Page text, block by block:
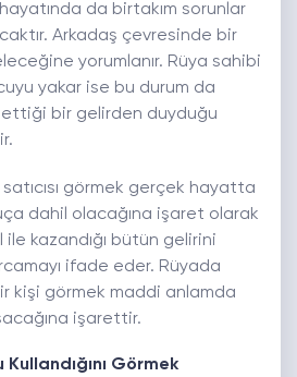
da birtakım sorunlar
Arkadaş çevresinde bir
yorumlanır. Rüya sahibi
yakar ise bu durum da
bir gelirden duyduğu
görmek gerçek hayatta
dahil olacağına işaret olarak
ile kazandığı bütün gelirini
ifade eder. Rüyada
kişi görmek maddi anlamda
işarettir.
Görmek